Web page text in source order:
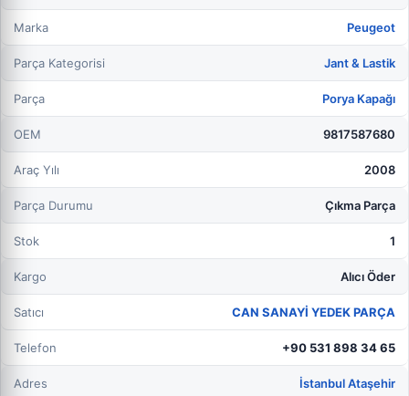
Marka Peugeot
Parça Kategorisi Jant & Lastik
Parça Porya Kapağı
OEM 9817587680
Araç Yılı 2008
Parça Durumu Çıkma Parça
Stok 1
Kargo Alıcı Öder
Satıcı CAN SANAYİ YEDEK PARÇA
Telefon +90 531 898 34 65
Adres İstanbul Ataşehir